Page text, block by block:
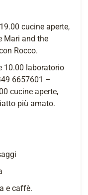
cucine aperte,
Mari and the
Rocco.
10.00 laboratorio
6657601 –
cucine aperte,
più amato.
e caffè.